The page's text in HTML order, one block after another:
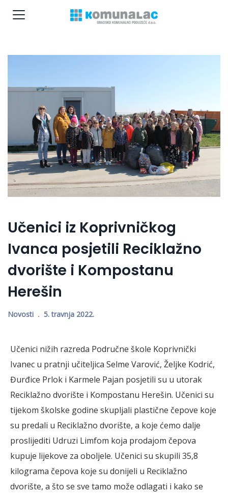
Učenici iz Koprivničkog
Ivanca posjetili Reciklažno
dvorište i Kompostanu
Herešin
Novosti 5. travnja 2022.
Učenici nižih razreda Područne škole Koprivnički
Ivanec u pratnji učiteljica Selme Varović, Željke Kodrić,
Đurđice Prlok i Karmele Pajan posjetili su u utorak
Reciklažno dvorište i Kompostanu Herešin. Učenici su
tijekom školske godine skupljali plastične čepove koje
su predali u Reciklažno dvorište, a koje ćemo dalje
proslijediti Udruzi Limfom koja prodajom čepova
kupuje lijekove za oboljele. Učenici su skupili 35,8
kilograma čepova koje su donijeli u Reciklažno
dvorište, a što se sve tamo može odlagati i kako se